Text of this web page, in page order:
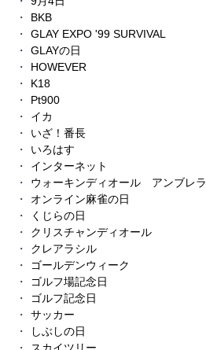
BKB
GLAY EXPO '99 SURVIVAL
GLAYの日
HOWEVER
K18
Pt900
イカ
いざ！番長
いろはす
インターネット
ウォーキンディオール アンブレラ
オンライン麻雀の日
くじらの日
クリスチャンディオール
クレアラシル
ゴールデンウィーク
ゴルフ場記念日
ゴルフ記念日
サッカー
しぶしの日